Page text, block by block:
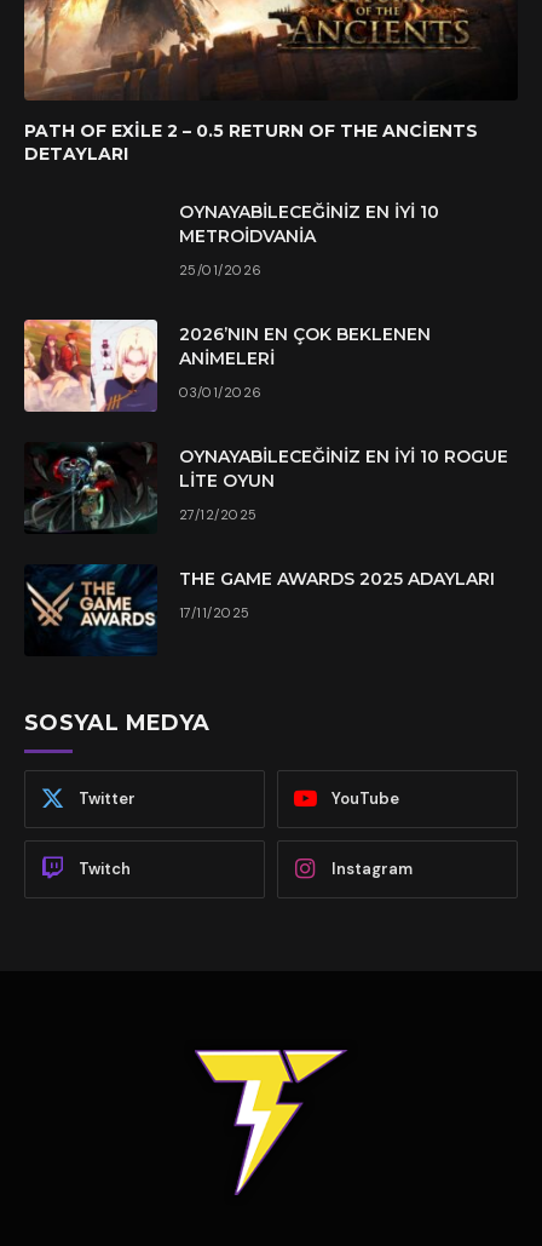
PATH OF EXILE 2 – 0.5 RETURN OF THE ANCIENTS
DETAYLARI
OYNAYABILECEĞINIZ EN İYI 10
METROIDVANIA
25/01/2026
2026’NIN EN ÇOK BEKLENEN
ANIMELERI
03/01/2026
OYNAYABILECEĞINIZ EN İYI 10 ROGUE
LITE OYUN
27/12/2025
THE GAME AWARDS 2025 ADAYLARI
17/11/2025
SOSYAL MEDYA
Twitter YouTube
Twitch Instagram